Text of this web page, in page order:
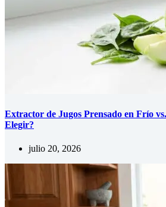
Extractor de Jugos Prensado en Frío
Elegir?
julio 20, 2026